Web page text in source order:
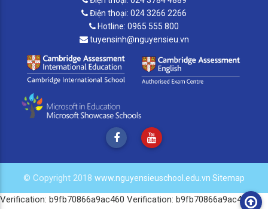
Điện thoại: 024 3266 2266
Hotline: 0965 555 800
tuyensinh@nguyensieu.vn
© Copyright 2018 www.nguyensieuschool.edu.vn Sitemap
Verification: b9fb70866a9ac460 Verification: b9fb70866a9ac460